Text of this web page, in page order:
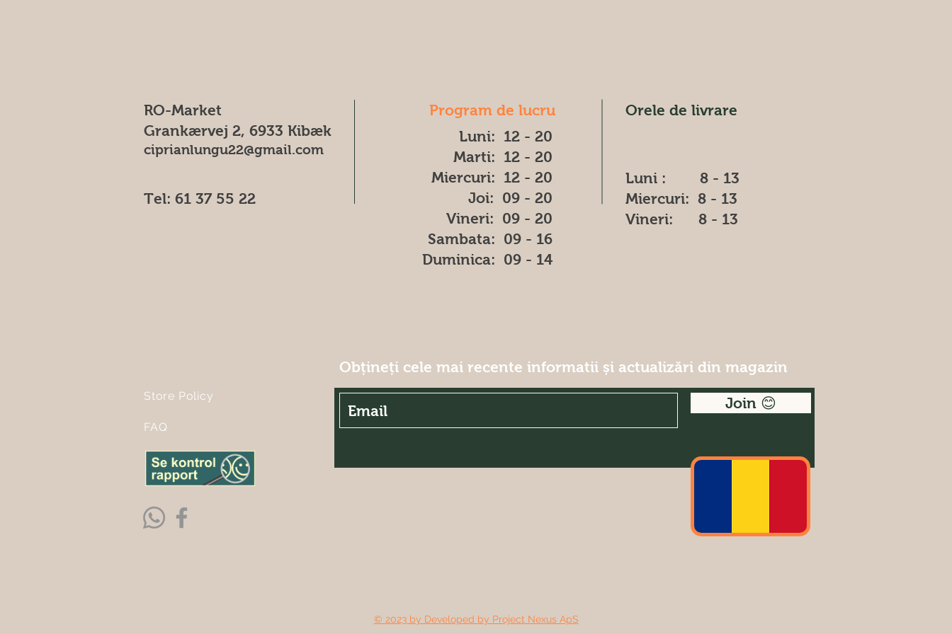
RO-Market
Grankærvej 2, 6933 Kibæk
ciprianlungu22@gmail.com
Orele de livrare
Program de lucru
Tel: 61 37 55 22
Luni: 12 - 20
Marti: 12 - 20
Miercuri: 12 - 20
Joi: 09 - 20
Vineri: 09 - 20
​​Sambata: 09 - 16
​Duminica: 09 - 14
Luni : 8 - 13
Miercuri: 8 - 13
Vineri: 8 - 13
Obțineți cele mai recente informatii și actualizări din magazin
Store Policy
FAQ
Join 😊
© 2023 by Developed by Project Nexus ApS